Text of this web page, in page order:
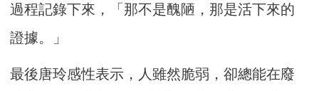
過程記錄下來，「那不是醜陋，那是活下來的
證據。」
最後唐玲感性表示，人雖然脆弱，卻總能在廢